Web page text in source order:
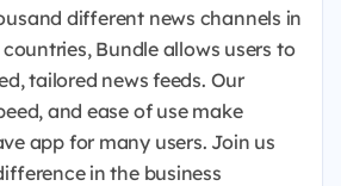
different news channels in
Bundle allows users to
tailored news feeds. Our
and ease of use make
app for many users. Join us
in the business